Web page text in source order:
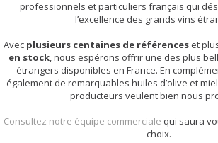
professionnels et particuliers français qui
l’excellence des grands vins
Avec plusieurs centaines de références et
en stock, nous espérons offrir une des plus
étrangers disponibles en France. En
également de remarquables huiles d’olive et
producteurs veulent bien nous
Consultez notre équipe commerciale qui saura
choix.